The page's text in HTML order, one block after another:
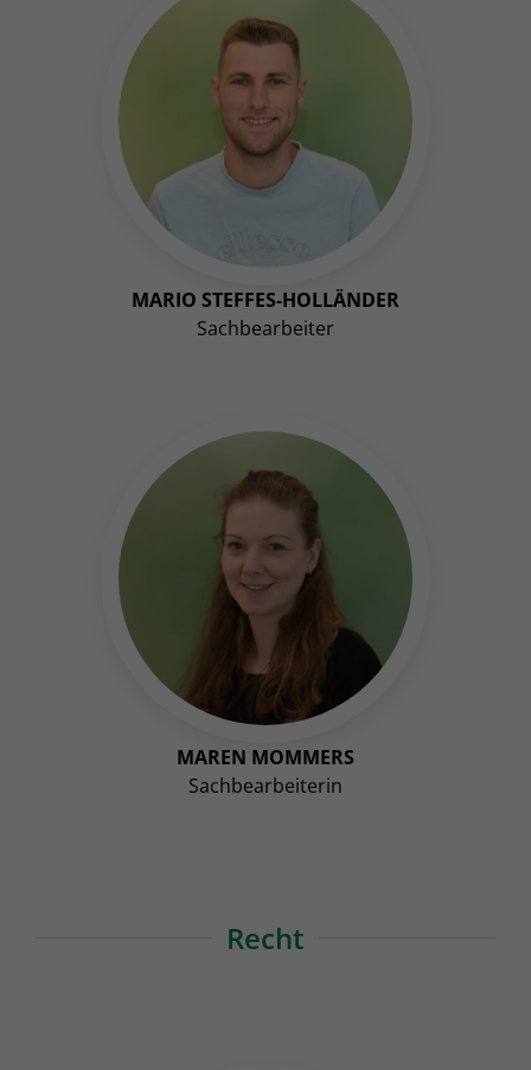
MARIO STEFFES-HOLLÄNDER
Sachbearbeiter
MAREN MOMMERS
Sachbearbeiterin
Recht